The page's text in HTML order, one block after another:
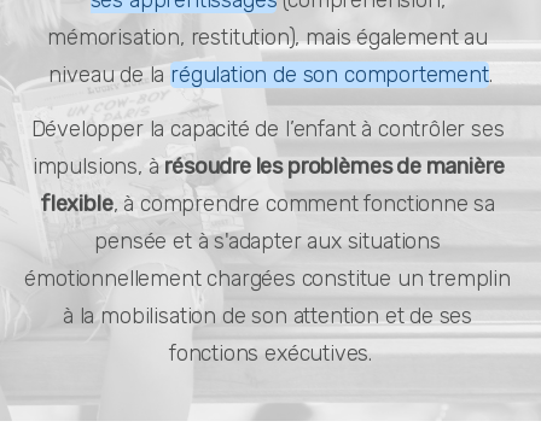
mémorisation, restitution), mais également au
niveau de la régulation de son comportement.
Développer la capacité de l’enfant à contrôler ses
impulsions, à résoudre les problèmes de manière
flexible, à comprendre comment fonctionne sa
pensée et à s'adapter aux situations
émotionnellement chargées constitue un tremplin
à la mobilisation de son attention et de ses
fonctions exécutives.